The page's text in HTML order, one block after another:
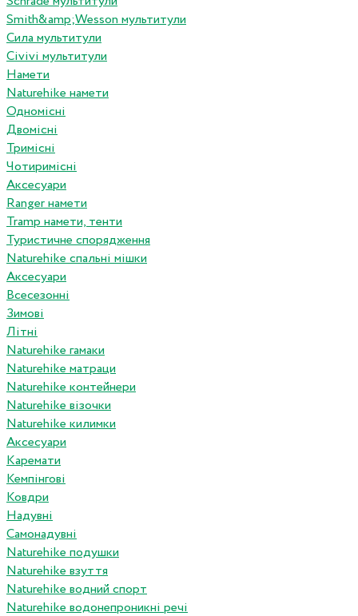
Smith&amp;Wesson мультитули
Сила мультитули
Civivi мультитули
Намети
Naturehike намети
Одномісні
Двомісні
Тримісні
Чотиримісні
Аксесуари
Ranger намети
Tramp намети, тенти
Туристичне спорядження
Naturehike спальні мішки
Аксесуари
Всесезонні
Зимові
Літні
Naturehike гамаки
Naturehike матраци
Naturehike контейнери
Naturehike візочки
Naturehike килимки
Аксесуари
Каремати
Кемпінгові
Ковдри
Надувні
Самонадувні
Naturehike подушки
Naturehike взуття
Naturehike водний спорт
Naturehike водонепроникні речі